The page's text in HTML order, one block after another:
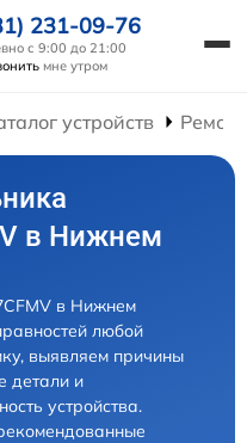
231-09-76
с 9:00 до 21:00
мне утром
устройств
в Нижнем
в Нижнем
любой
выявляем причины
детали и
устройства.